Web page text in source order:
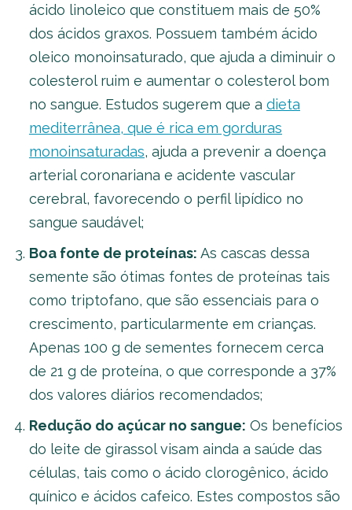
ácido linoleico que constituem mais de 50%
dos ácidos graxos. Possuem também ácido
oleico monoinsaturado, que ajuda a diminuir o
colesterol ruim e aumentar o colesterol bom
no sangue. Estudos sugerem que a dieta
mediterrânea, que é rica em gorduras
monoinsaturadas, ajuda a prevenir a doença
arterial coronariana e acidente vascular
cerebral, favorecendo o perfil lipídico no
sangue saudável;
Boa fonte de proteínas: As cascas dessa
semente são ótimas fontes de proteínas tais
como triptofano, que são essenciais para o
crescimento, particularmente em crianças.
Apenas 100 g de sementes fornecem cerca
de 21 g de proteína, o que corresponde a 37%
dos valores diários recomendados;
Redução do açúcar no sangue: Os benefícios
do leite de girassol visam ainda a saúde das
células, tais como o ácido clorogênico, ácido
quínico e ácidos cafeico. Estes compostos são